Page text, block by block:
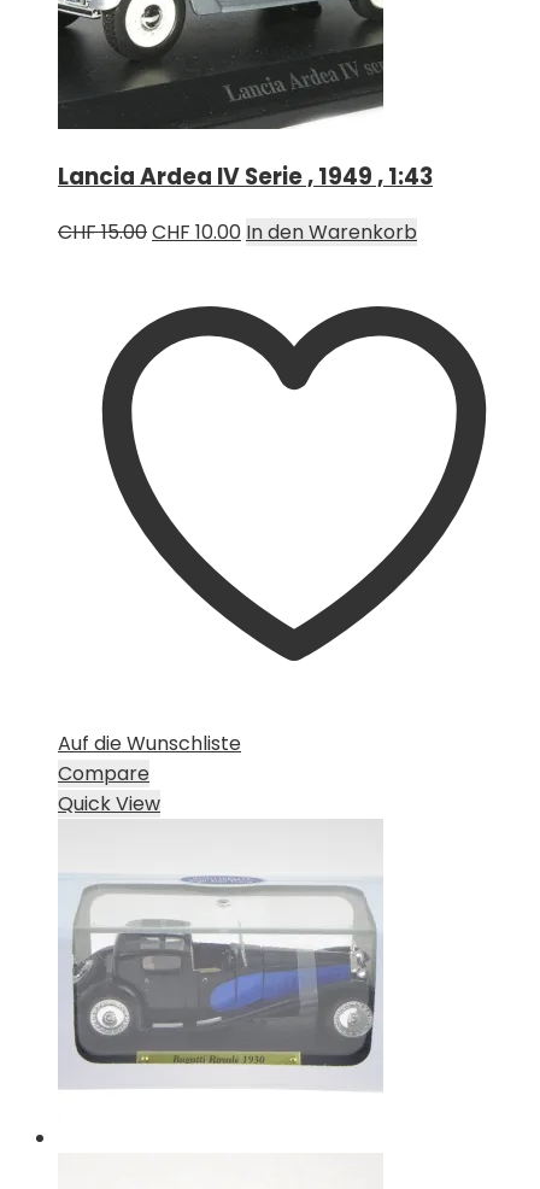
Lancia Ardea IV Serie , 1949 , 1:43
CHF15.00Ursprünglicher
CHF 15.00
CHF 10.00Aktueller
CHF 10.00.
In den Warenkorb
Auf die Wunschliste
Compare
Quick View